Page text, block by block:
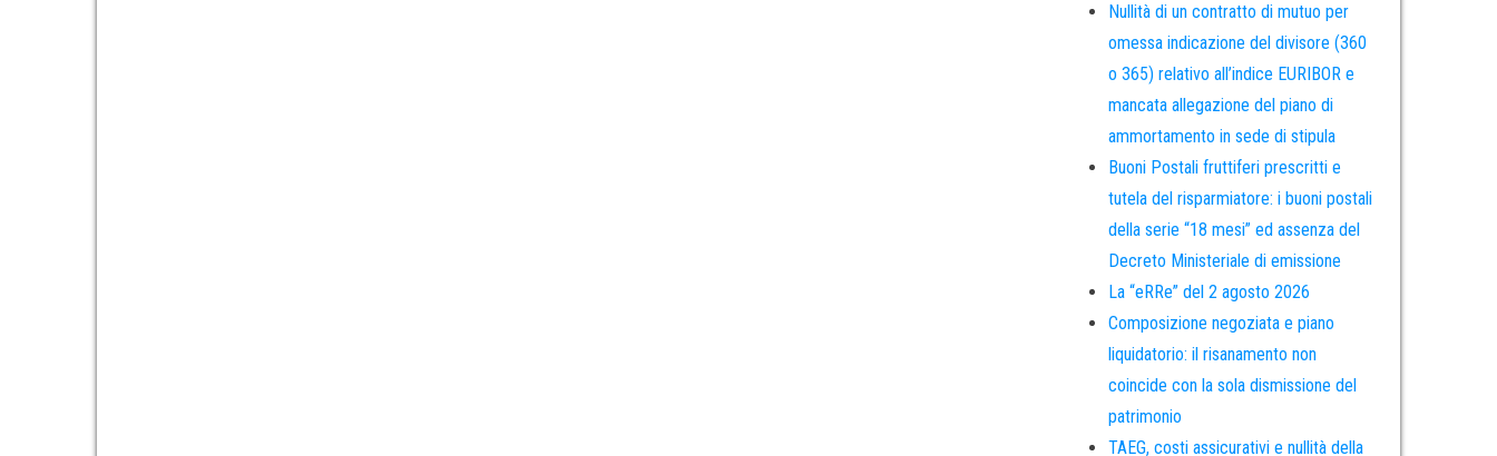
Nullità di un contratto di mutuo per
omessa indicazione del divisore (360
o 365) relativo all’indice EURIBOR e
mancata allegazione del piano di
ammortamento in sede di stipula
Buoni Postali fruttiferi prescritti e
tutela del risparmiatore: i buoni postali
della serie “18 mesi” ed assenza del
Decreto Ministeriale di emissione
La “eRRe” del 2 agosto 2026
Composizione negoziata e piano
liquidatorio: il risanamento non
coincide con la sola dismissione del
patrimonio
TAEG, costi assicurativi e nullità della